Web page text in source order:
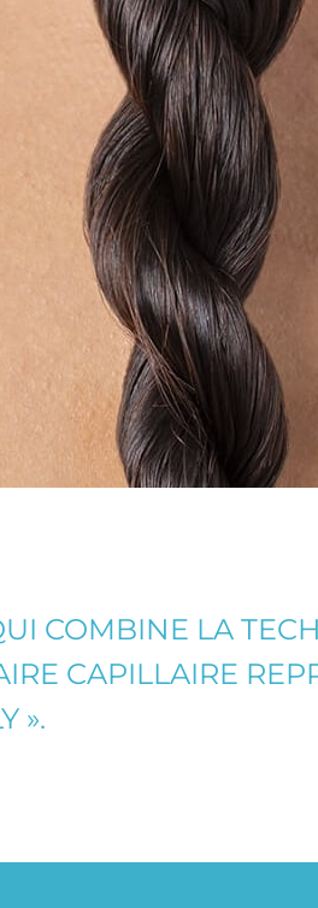
COMBINE LA
CAPILLAIRE
».